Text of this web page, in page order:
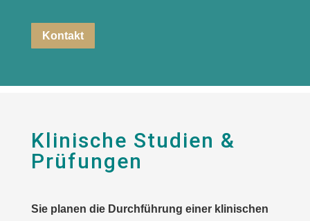
Kontakt
Klinische Studien &
Prüfungen
Sie planen die Durchführung einer klinischen